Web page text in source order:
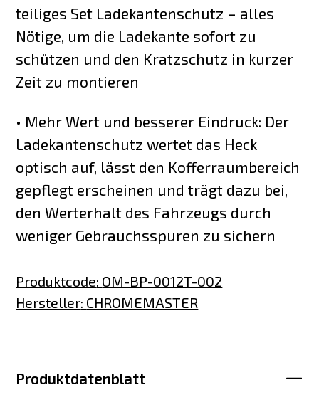
teiliges Set Ladekantenschutz – alles
Nötige, um die Ladekante sofort zu
schützen und den Kratzschutz in kurzer
Zeit zu montieren
• Mehr Wert und besserer Eindruck: Der
Ladekantenschutz wertet das Heck
optisch auf, lässt den Kofferraumbereich
gepflegt erscheinen und trägt dazu bei,
den Werterhalt des Fahrzeugs durch
weniger Gebrauchsspuren zu sichern
Produktcode: OM-BP-0012T-002
Hersteller: CHROMEMASTER
Produktdatenblatt